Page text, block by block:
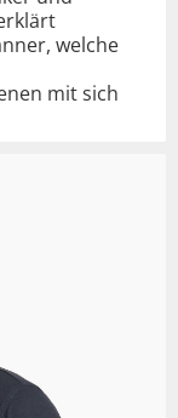
welche
mit sich